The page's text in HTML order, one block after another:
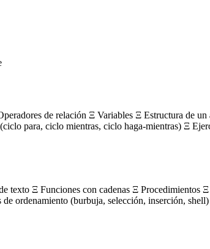
de relación Ξ Variables Ξ Estructura de
para, ciclo mientras, ciclo haga-mientras) Ξ
texto Ξ Funciones con cadenas Ξ
ordenamiento (burbuja, selección, inserción,